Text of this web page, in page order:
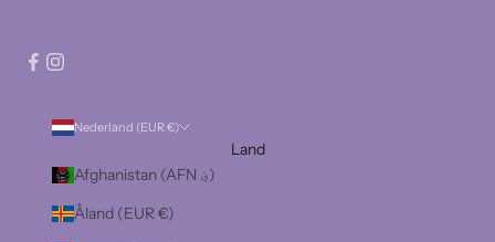
Nederland (EUR €)
Land
Afghanistan (AFN ؋)
Åland (EUR €)